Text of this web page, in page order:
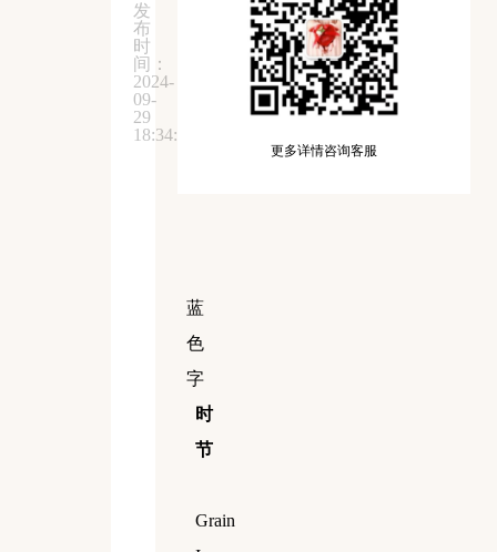
发
布
时
间：
2024-
09-
29
18:34:57
蓝
色
字
时
节
Grain
更多详情咨询客服